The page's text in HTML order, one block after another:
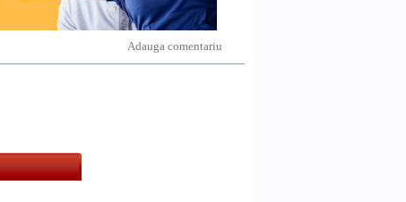
Adauga comentariu